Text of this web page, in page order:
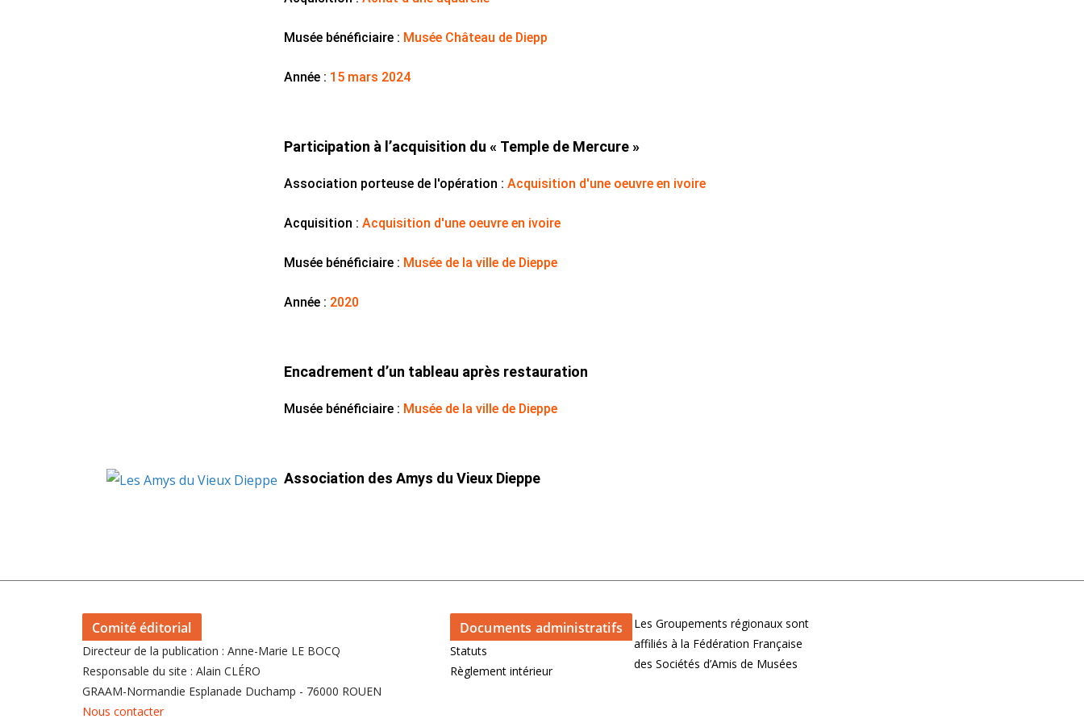
Musée bénéficiaire : Musée Château de Diepp
Année : 15 mars 2024
Participation à l’acquisition du « Temple de Mercure »
Association porteuse de l'opération : Acquisition d'une oeuvre en ivoire
Acquisition : Acquisition d'une oeuvre en ivoire
Musée bénéficiaire : Musée de la ville de Dieppe
Année : 2020
Encadrement d’un tableau après restauration
Musée bénéficiaire : Musée de la ville de Dieppe
Association des Amys du Vieux Dieppe
Comité éditorial
Directeur de la publication : Anne-Marie LE BOCQ
Responsable du site : Alain CLÉRO
GRAAM-Normandie Esplanade Duchamp - 76000 ROUEN
Nous contacter
Documents administratifs
Statuts
Règlement intérieur
Les Groupements régionaux sont
affiliés à la Fédération Française
des Sociétés d’Amis de Musées